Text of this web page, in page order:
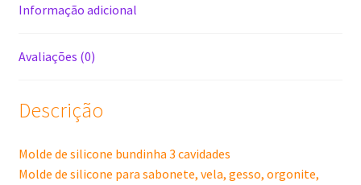
Informação adicional
Avaliações (0)
Descrição
Molde de silicone bundinha 3 cavidades
Molde de silicone para sabonete, vela, gesso, orgonite,